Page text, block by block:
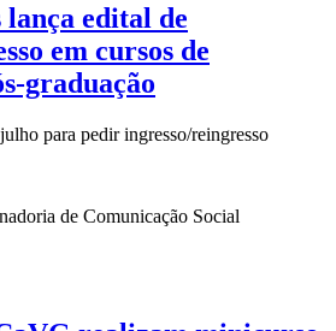
lança edital de
em cursos de
graduação
para pedir ingresso/reingresso
de Comunicação Social